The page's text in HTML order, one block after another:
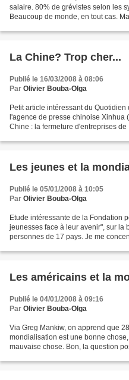
salaire. 80% de grévistes selon les
Beaucoup de monde, en tout cas.
La Chine? Trop cher...
Publié le 16/03/2008 à 08:06
Par Olivier Bouba-Olga
Petit article intéressant du
l'agence de presse chinoise Xinhua
Chine : la fermeture d'entreprises de
Les jeunes et la
Publié le 05/01/2008 à 10:05
Par Olivier Bouba-Olga
Etude intéressante de la Fondation
jeunesses face à leur avenir", sur la
personnes de 17 pays. Je me
Les américains et la
Publié le 04/01/2008 à 09:16
Par Olivier Bouba-Olga
Via Greg Mankiw, on apprend que
mondialisation est une bonne
mauvaise chose. Bon, la question